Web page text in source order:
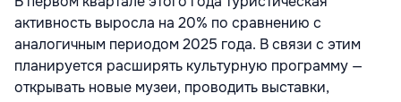
активность выросла на 20% по сравнению с
аналогичным периодом 2025 года. В связи с этим
планируется расширять культурную программу —
открывать новые музеи, проводить выставки,